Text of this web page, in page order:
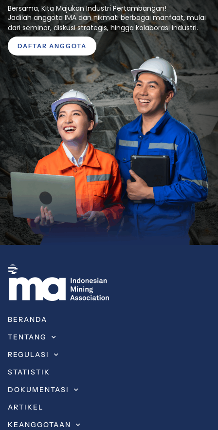
Bersama, Kita Majukan Industri Pertambangan!
Jadilah anggota IMA dan nikmati berbagai manfaat, mulai
dari seminar, diskusi strategis, hingga kolaborasi industri.
DAFTAR ANGGOTA
BERANDA
TENTANG
REGULASI
STATISTIK
DOKUMENTASI
ARTIKEL
KEANGGOTAAN